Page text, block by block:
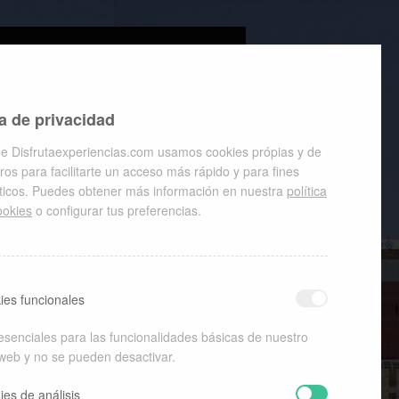
Buscar
Turismo con fecha de
Vacaciones sostenibles
Estar como en casa
El nuevo lujo
de privacidad
Disfrutaexperiencias.com usamos cookies própias y de
para facilitarte un acceso más rápido y para fines
Puedes obtener más información en nuestra política
o configurar tus preferencias.
funcionales
para las funcionalidades básicas de nuestro
y no se pueden desactivar.
de análisis